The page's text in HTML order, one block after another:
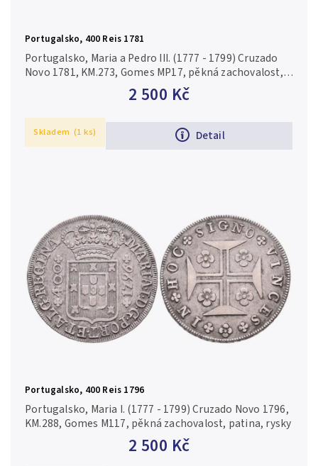
Portugalsko, 400 Reis 1781
2 500 Kč
Detail
Portugalsko, Maria a Pedro III. (1777 - 1799) Cruzado
Novo 1781, KM.273, Gomes MP17, pěkná zachovalost,
Skladem (1 ks)
Portugalsko, 400 Reis 1796
2 500 Kč
Portugalsko, Maria I. (1777 - 1799) Cruzado Novo 1796,
KM.288, Gomes M117, pěkná zachovalost, patina, rysky